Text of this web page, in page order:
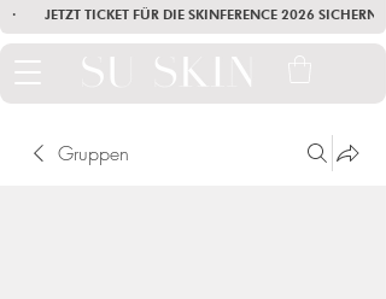
·        JETZT TICKET FÜR DIE SKINFERENCE 2026
Gruppen